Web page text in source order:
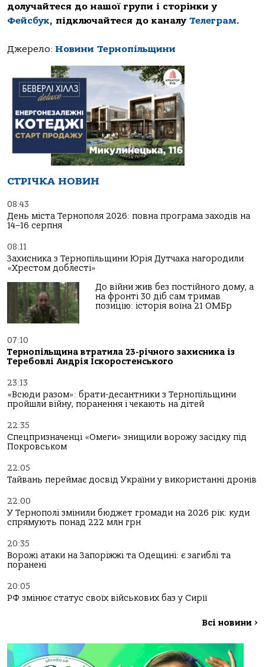
долучайтеся до нашої групи і сторінки у
Фейсбук, підключайтеся до каналу Телеграм.
Джерело: Новини Тернопільщини
СТРІЧКА НОВИН
08:43
День міста Тернополя 2026: повна програма заходів на
14–16 серпня
08:11
Захисника з Тернопільщини Юрія Дутчака нагородили
«Хрестом доблесті»
До війни жив без постійного дому, а
на фронті 30 діб сам тримав
позицію: історія воїна 21 ОМБр
07:10
Тернопільщина втратила 23-річного захисника із
Теребовлі Андрія Іскоростенського
23:13
«Всюди разом»: брати-десантники з Тернопільщини
пройшли війну, поранення і чекають на дітей
22:35
Спецпризначенці «Омеги» знищили ворожу засідку під
Покровськом
22:05
Тайвань переймає досвід України у використанні дронів
22:00
У Тернополі змінили бюджет громади на 2026 рік: куди
спрямують понад 222 млн грн
20:35
Ворожі атаки на Запоріжжі та Одещині: є загиблі та
поранені
20:05
РФ змінює статус своїх військових баз у Сирії
Всі новини >